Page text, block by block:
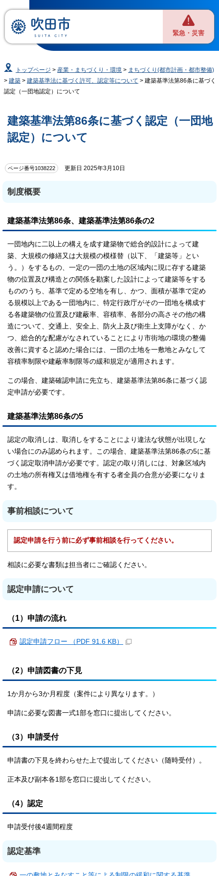
緊急・災害
トップページ > 産業・まちづくり・環境 > まちづくり(都市計画・都市整備)
> 建築 > 建築基準法に基づく許可、認定等について > 建築基準法第86条に基づく
認定（一団地認定）について
建築基準法第86条に基づく認定（一団地
認定）について
ページ番号1038222 更新日 2025年3月10日
制度概要
建築基準法第86条、建築基準法第86条の2
一団地内に二以上の構えを成す建築物で総合的設計によって建
築、大規模の修繕又は大規模の模様替（以下、「建築等」とい
う。）をするもの、一定の一団の土地の区域内に現に存する建築
物の位置及び構造との関係を勘案した設計によって建築等をする
もののうち、基準で定める空地を有し、かつ、面積が基準で定め
る規模以上である一団地内に、特定行政庁がその一団地を構成す
る各建築物の位置及び建蔽率、容積率、各部分の高さその他の構
造について、交通上、安全上、防火上及び衛生上支障がなく、か
つ、総合的な配慮がなされていることにより市街地の環境の整備
改善に資すると認めた場合には、一団の土地を一敷地とみなして
容積率制限や建蔽率制限等の緩和規定が適用されます。
この場合、建築確認申請に先立ち、建築基準法第86条に基づく認
定申請が必要です。
建築基準法第86条の5
認定の取消しは、取消しをすることにより違法な状態が出現しな
い場合にのみ認められます。この場合、建築基準法第86条の5に基
づく認定取消申請が必要です。認定の取り消しには、対象区域内
の土地の所有権又は借地権を有する者全員の合意が必要になりま
す。
事前相談について
認定申請を行う前に必ず事前相談を行ってください。
相談に必要な書類は担当者にご確認ください。
認定申請について
（1）申請の流れ
認定申請フロー （PDF 91.6 KB）
（2）申請図書の下見
1か月から3か月程度（案件により異なります。）
申請に必要な図書一式1部を窓口に提出してください。
（3）申請受付
申請書の下見を終わらせた上で提出してください（随時受付）。
正本及び副本各1部を窓口に提出してください。
（4）認定
申請受付後4週間程度
認定基準